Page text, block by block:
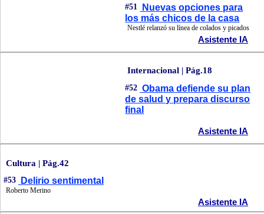
#51
Nuevas opciones para
los más chicos de la casa
Nestlé relanzó su línea de colados y picados
Asistente IA
Internacional | Pág.18
#52 Obama defiende su plan
de salud y prepara discurso
final
Asistente IA
Cultura | Pág.42
#53 Delirio sentimental
Roberto Merino
Asistente IA